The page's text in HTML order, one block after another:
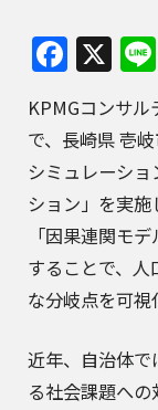
X
KPMGコンサ
で、長崎県壱
シミュレーシ
ション」を実
「因果連関モ
することで、
な分岐点を可視
近年、自治体
る社会課題へ